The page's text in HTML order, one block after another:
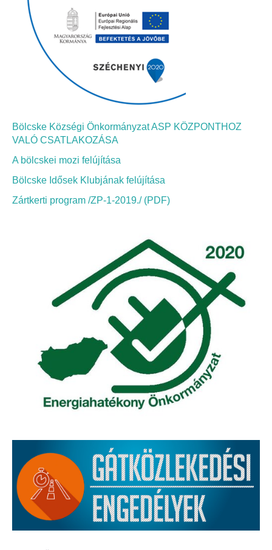
Fogorvos
Védőnői szolgálat
Központi orvosi ügyelet
Alapszolgáltatási Központ
Kultúra
IKSZT - Integrált Közösségi és Szolgáltató Tér
Rendezvényház
Körzeti megbízott
HIRDETMÉNYEK
ESEMÉNYEK
TESTVÉRTELEPÜLÉSÜNK:
Választási szervek
Választási ügyintézés
2024. évi általános választások
Bölcske Községi Önkormányzat ASP KÖZPONTHOZ
VALÓ CSATLAKOZÁSA
A bölcskei mozi felújítása
Bölcske Idősek Klubjának felújítása
Zártkerti program /ZP-1-2019./ (PDF)